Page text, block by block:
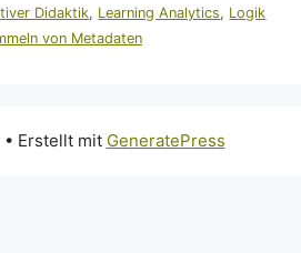
Didaktik, Learning Analytics, Logik
von Metadaten
• Erstellt mit GeneratePress